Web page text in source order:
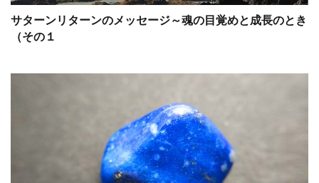
サターンリターンのメッセージ～魂の目覚めと成長のとき
（その１